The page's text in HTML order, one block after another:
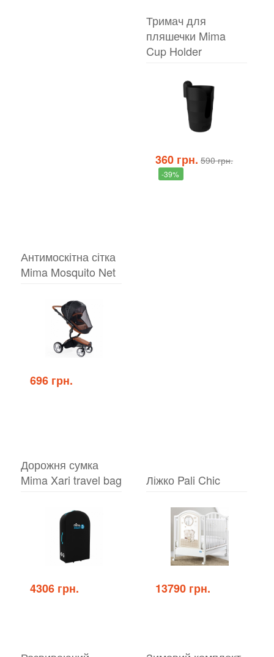
Тримач для
пляшечки Mima
Cup Holder
360 грн. 590 грн.
-39%
Антимоскітна сітка
Mima Mosquito Net
696 грн.
Дорожня сумка
Mima Xari travel bag
4306 грн.
Ліжко Pali Chic
13790 грн.